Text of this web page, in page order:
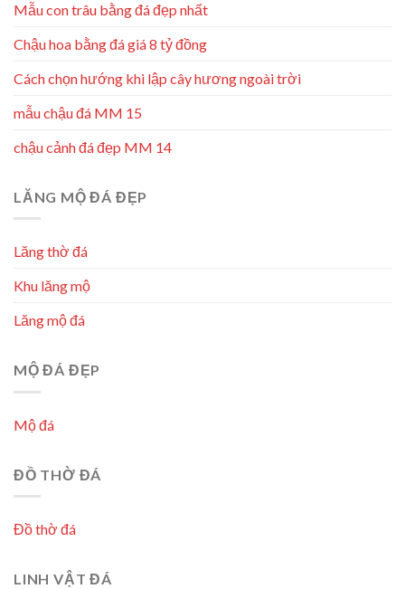
Mẫu con trâu bằng đá đẹp nhất
Chậu hoa bằng đá giá 8 tỷ đồng
Cách chọn hướng khi lập cây hương ngoài trời
mẫu chậu đá MM 15
chậu cảnh đá đẹp MM 14
LĂNG MỘ ĐÁ ĐẸP
Lăng thờ đá
Khu lăng mộ
Lăng mộ đá
MỘ ĐÁ ĐẸP
Mộ đá
ĐỒ THỜ ĐÁ
Đồ thờ đá
LINH VẬT ĐÁ